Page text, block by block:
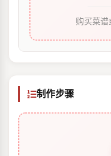
购买菜
制作步骤